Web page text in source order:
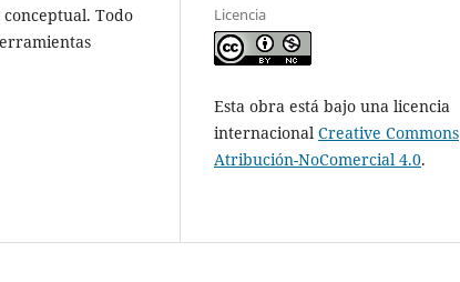
Todo
Licencia
Esta obra está bajo una licencia
internacional Creative Commons
Atribución-NoComercial 4.0.